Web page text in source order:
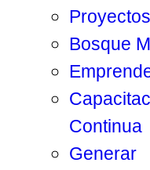
Proyectos
Bosque
Continua
Generar